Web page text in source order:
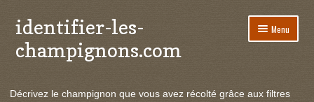
Aller
à
la
Aller
au
contenu
identifier-les-
champignons.com
Menu
le
Décrivez le champignon que vous avez récolté grâce aux filtres